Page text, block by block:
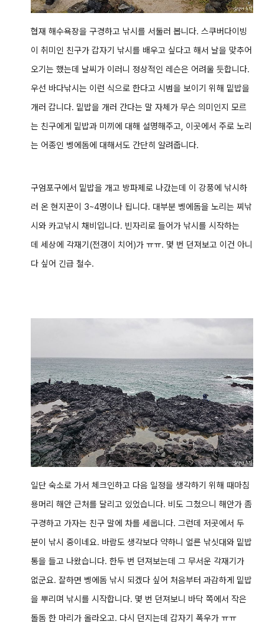
협재 해수욕장을 구경하고 낚시를 서둘러 봅니다. 스쿠버다이빙
이 취미인 친구가 갑자기 낚시를 배우고 싶다고 해서 날을 맞추어
오기는 했는데 날씨가 이러니 정상적인 레슨은 어려울 듯합니다.
우선 바다낚시는 이런 식으로 한다고 시범을 보이기 위해 밑밥을
개러 갑니다. 밑밥을 개러 간다는 말 자체가 무슨 의미인지 모르
는 친구에게 밑밥과 미끼에 대해 설명해주고, 이곳에서 주로 노리
는 어종인 벵에돔에 대해서도 간단히 알려줍니다.
구엄포구에서 밑밥을 개고 방파제로 나갔는데 이 강풍에 낚시하
러 온 현지꾼이 3~4명이나 됩니다. 대부분 벵에돔을 노리는 찌낚
시와 카고낚시 채비입니다. 빈자리로 들어가 낚시를 시작하는
데 세상에 각재기(전갱이 치어)가 ㅠㅠ. 몇 번 던져보고 이건 아니
다 싶어 긴급 철수.
일단 숙소로 가서 체크인하고 다음 일정을 생각하기 위해 때마침
용머리 해안 근처를 달리고 있었습니다. 비도 그쳤으니 해안가 좀
구경하고 가자는 친구 말에 차를 세웁니다. 그런데 저곳에서 두
분이 낚시 중이네요. 바람도 생각보다 약하니 얼른 낚싯대와 밑밥
통을 들고 나왔습니다. 한두 번 던져보는데 그 무서운 각재기가
없군요. 잘하면 벵에돔 낚시 되겠다 싶어 처음부터 과감하게 밑밥
을 뿌리며 낚시를 시작합니다. 몇 번 던져보니 바닥 쪽에서 작은
돌돔 한 마리가 올라오고. 다시 던지는데 갑자기 폭우가 ㅠㅠ